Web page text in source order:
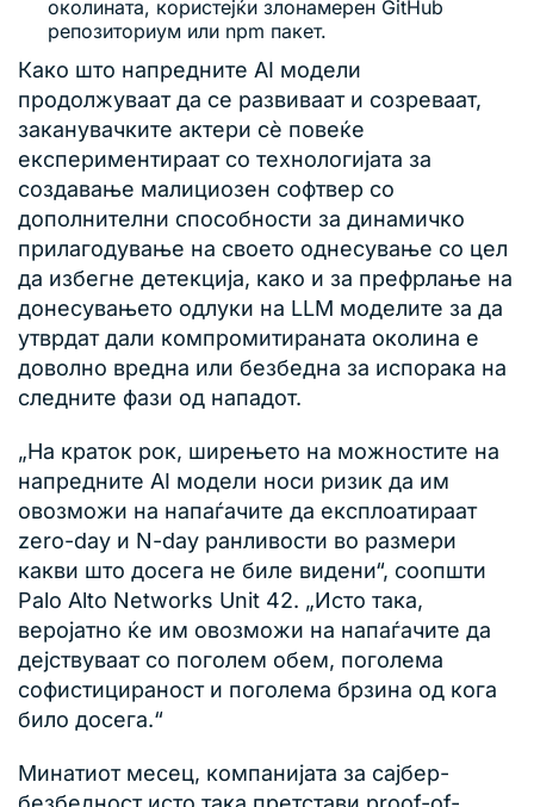
околината, користејќи злонамерен GitHub
репозиториум или npm пакет.
Како што напредните AI модели
продолжуваат да се развиваат и созреваат,
заканувачките актери сè повеќе
експериментираат со технологијата за
создавање малициозен софтвер со
дополнителни способности за динамичко
прилагодување на своето однесување со цел
да избегне детекција, како и за префрлање на
донесувањето одлуки на LLM моделите за да
утврдат дали компромитираната околина е
доволно вредна или безбедна за испорака на
следните фази од нападот.
„На краток рок, ширењето на можностите на
напредните AI модели носи ризик да им
овозможи на напаѓачите да експлоатираат
zero-day и N-day ранливости во размери
какви што досега не биле видени“, соопшти
Palo Alto Networks Unit 42. „Исто така,
веројатно ќе им овозможи на напаѓачите да
дејствуваат со поголем обем, поголема
софистицираност и поголема брзина од кога
било досега.“
Минатиот месец, компанијата за сајбер-